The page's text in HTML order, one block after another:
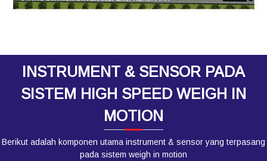
INSTRUMENT & SENSOR PADA
SISTEM HIGH SPEED WEIGH IN
MOTION
Berikut adalah komponen utama instrument & sensor yang terpasang
pada sistem weigh in motion